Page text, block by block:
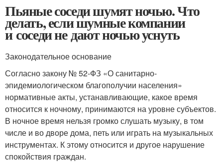
Пьяные соседи шумят ночью. Что
делать, если шумные компании
и соседи не дают ночью уснуть
Законодательное основание
Согласно закону № 52-ФЗ «О санитарно-
эпидемиологическом благополучии населения»
нормативные акты, устанавливающие, какое время
относится к ночному, принимаются на уровне субъектов.
В ночное время нельзя громко слушать музыку, в том
числе и во дворе дома, петь или играть на музыкальных
инструментах. К этому относится и другое нарушение
спокойствия граждан.